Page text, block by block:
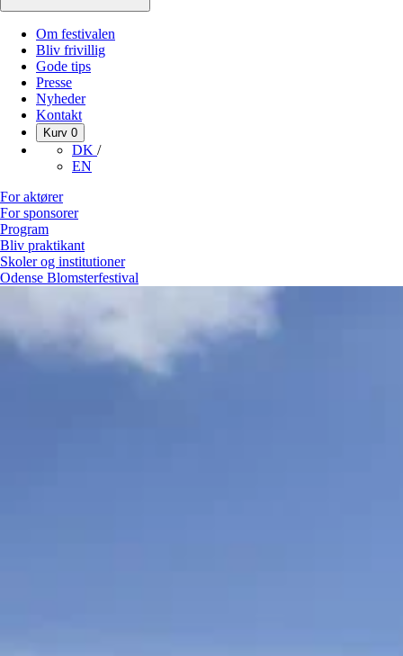
Om festivalen
Bliv frivillig
Gode tips
Presse
Nyheder
Kontakt
Kurv 0
DK /
EN
For aktører
For sponsorer
Program
Bliv praktikant
Skoler og institutioner
Odense Blomsterfestival